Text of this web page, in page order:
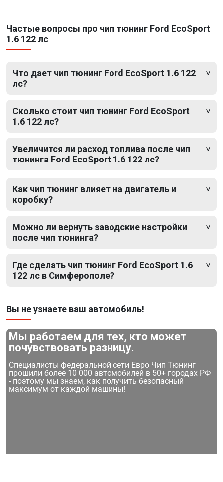
Частые вопросы про чип тюнинг Ford EcoSport
1.6 122 лс
Что дает чип тюнинг Ford EcoSport 1.6 122
лс?
Сколько стоит чип тюнинг Ford EcoSport
1.6 122 лс?
Увеличится ли расход топлива после чип
тюнинга Ford EcoSport 1.6 122 лс?
Как чип тюнинг влияет на двигатель и
коробку?
Можно ли вернуть заводские настройки
после чип тюнинга?
Где сделать чип тюнинг Ford EcoSport 1.6
122 лс в Симферополе?
Вы не узнаете ваш автомобиль!
Мы работаем для тех, кто может
почувствовать разницу.
Специалисты федеральной сети Евро Чип Тюнинг
прошили более 10 000 автомобилей в 50+ городах РФ
- поэтому мы знаем, как получить безопасный
максимум от каждой машины!